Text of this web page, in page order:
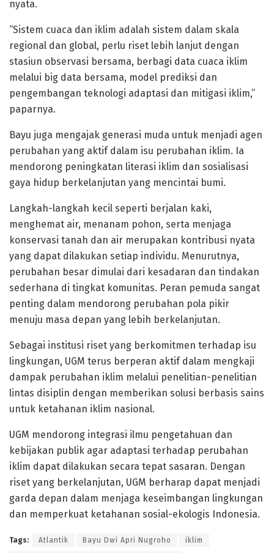
nyata.
“Sistem cuaca dan iklim adalah sistem dalam skala
regional dan global, perlu riset lebih lanjut dengan
stasiun observasi bersama, berbagi data cuaca iklim
melalui big data bersama, model prediksi dan
pengembangan teknologi adaptasi dan mitigasi iklim,”
paparnya.
Bayu juga mengajak generasi muda untuk menjadi agen
perubahan yang aktif dalam isu perubahan iklim. Ia
mendorong peningkatan literasi iklim dan sosialisasi
gaya hidup berkelanjutan yang mencintai bumi.
Langkah-langkah kecil seperti berjalan kaki,
menghemat air, menanam pohon, serta menjaga
konservasi tanah dan air merupakan kontribusi nyata
yang dapat dilakukan setiap individu. Menurutnya,
perubahan besar dimulai dari kesadaran dan tindakan
sederhana di tingkat komunitas. Peran pemuda sangat
penting dalam mendorong perubahan pola pikir
menuju masa depan yang lebih berkelanjutan.
Sebagai institusi riset yang berkomitmen terhadap isu
lingkungan, UGM terus berperan aktif dalam mengkaji
dampak perubahan iklim melalui penelitian-penelitian
lintas disiplin dengan memberikan solusi berbasis sains
untuk ketahanan iklim nasional.
UGM mendorong integrasi ilmu pengetahuan dan
kebijakan publik agar adaptasi terhadap perubahan
iklim dapat dilakukan secara tepat sasaran. Dengan
riset yang berkelanjutan, UGM berharap dapat menjadi
garda depan dalam menjaga keseimbangan lingkungan
dan memperkuat ketahanan sosial-ekologis Indonesia.
Tags: Atlantik Bayu Dwi Apri Nugroho iklim